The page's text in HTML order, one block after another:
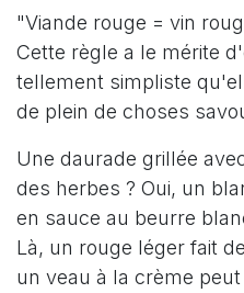
"Viande rouge = vin
Cette règle a le mérite
tellement simpliste
de plein de choses
Une daurade grillée
des herbes ? Oui, un
en sauce au beurre
Là, un rouge léger fait
un veau à la crème